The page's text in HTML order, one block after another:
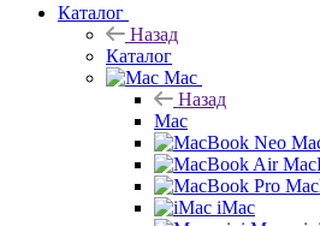
Каталог
Назад
Каталог
Mac
Назад
Mac
iMac